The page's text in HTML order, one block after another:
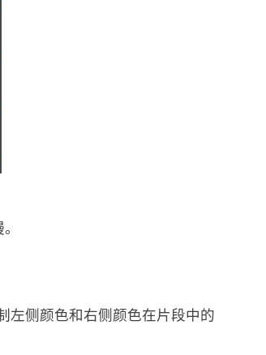
左侧颜色和右侧颜色在片段中的